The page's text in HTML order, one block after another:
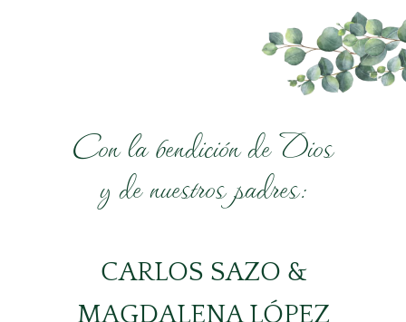
Con la bendición de Dios
y de nuestros padres:
CARLOS SAZO &
MAGDALENA LÓPEZ